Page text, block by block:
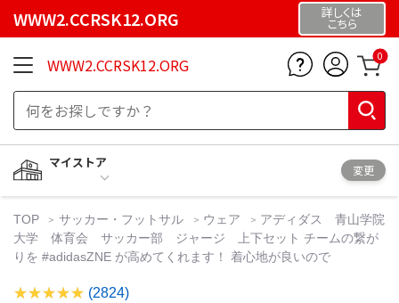
WWW2.CCRSK12.ORG 詳しくは
こちら
WWW2.CCRSK12.ORG 0
マイストア
変更
TOP サッカー・フットサル ウェア
アディダス 青山学院
大学 体育会 サッカー部 ジャージ 上下セット チームの繋が
りを #adidasZNE が高めてくれます！ 着心地が良いので
(2824)